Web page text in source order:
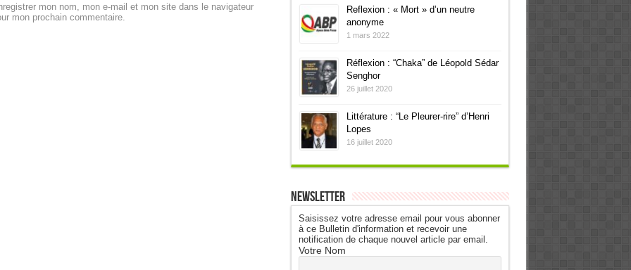
mon nom, mon e-mail et mon site dans le navigateur
mon prochain commentaire.
Reflexion : « Mort » d’un neutre
anonyme
1 mars 2022
Réflexion : “Chaka” de Léopold Sédar
Senghor
26 juillet 2020
Littérature : “Le Pleurer-rire” d’Henri
Lopes
16 juillet 2020
Newsletter
Saisissez votre adresse email pour vous abonner
à ce Bulletin d'information et recevoir une
notification de chaque nouvel article par email.
Votre Nom